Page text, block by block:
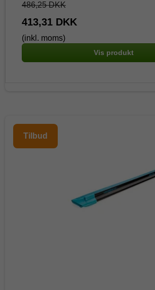
486,25 DKK
413,31 DKK
(inkl. moms)
Vis produkt
Tilbud